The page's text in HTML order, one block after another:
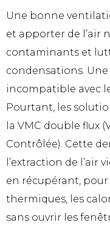
Une bonne
et apporter de l’air
contaminants et
condensations.
incompatible avec
Pourtant, les
la VMC double flux
Contrôlée). Cette
l’extraction de l’air
en récupérant,
thermiques, les
sans ouvrir les